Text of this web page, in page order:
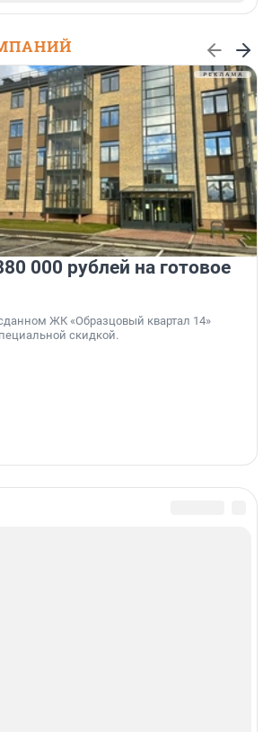
000 рублей на готовое
ЖК «Образцовый квартал 14»
скидкой.